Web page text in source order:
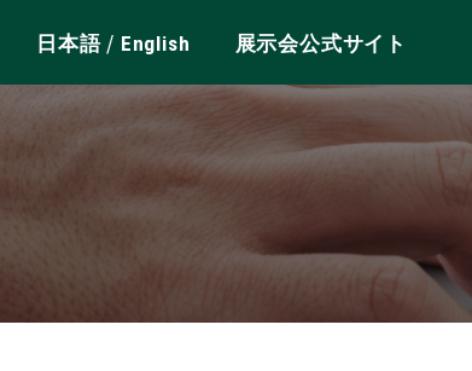
日本語/ English 展示会公式サイト